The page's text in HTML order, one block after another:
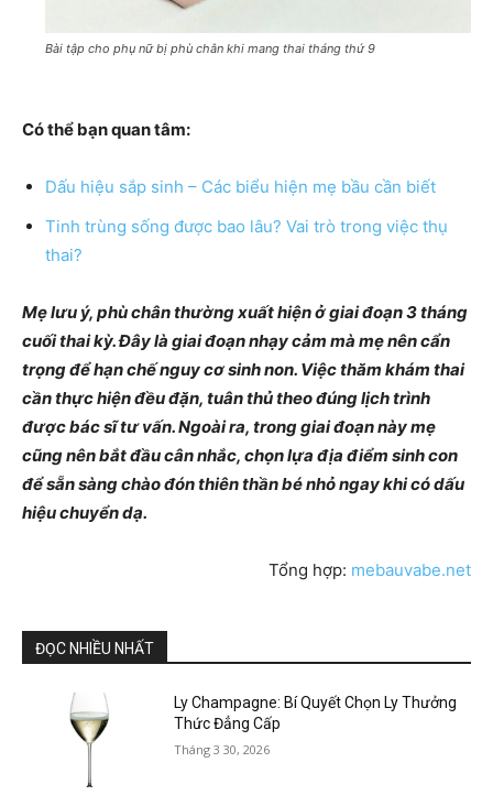
Bài tập cho phụ nữ bị phù chân khi mang thai tháng thứ 9
Có thể bạn quan tâm:
Dấu hiệu sắp sinh – Các biểu hiện mẹ bầu cần biết
Tinh trùng sống được bao lâu? Vai trò trong việc thụ
thai?
Mẹ lưu ý, phù chân thường xuất hiện ở giai đoạn 3 tháng
cuối thai kỳ. Đây là giai đoạn nhạy cảm mà mẹ nên cẩn
trọng để hạn chế nguy cơ sinh non. Việc thăm khám thai
cần thực hiện đều đặn, tuân thủ theo đúng lịch trình
được bác sĩ tư vấn. Ngoài ra, trong giai đoạn này mẹ
cũng nên bắt đầu cân nhắc, chọn lựa địa điểm sinh con
để sẵn sàng chào đón thiên thần bé nhỏ ngay khi có dấu
hiệu chuyển dạ.
Tổng hợp: mebauvabe.net
ĐỌC NHIỀU NHẤT
Ly Champagne: Bí Quyết Chọn Ly Thưởng
Thức Đẳng Cấp
Tháng 3 30, 2026